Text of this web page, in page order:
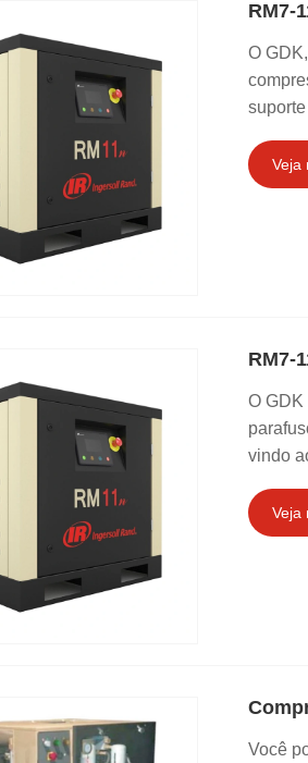
RM7-
O
Veja
RM7-
O GDK
vindo
Veja
Você